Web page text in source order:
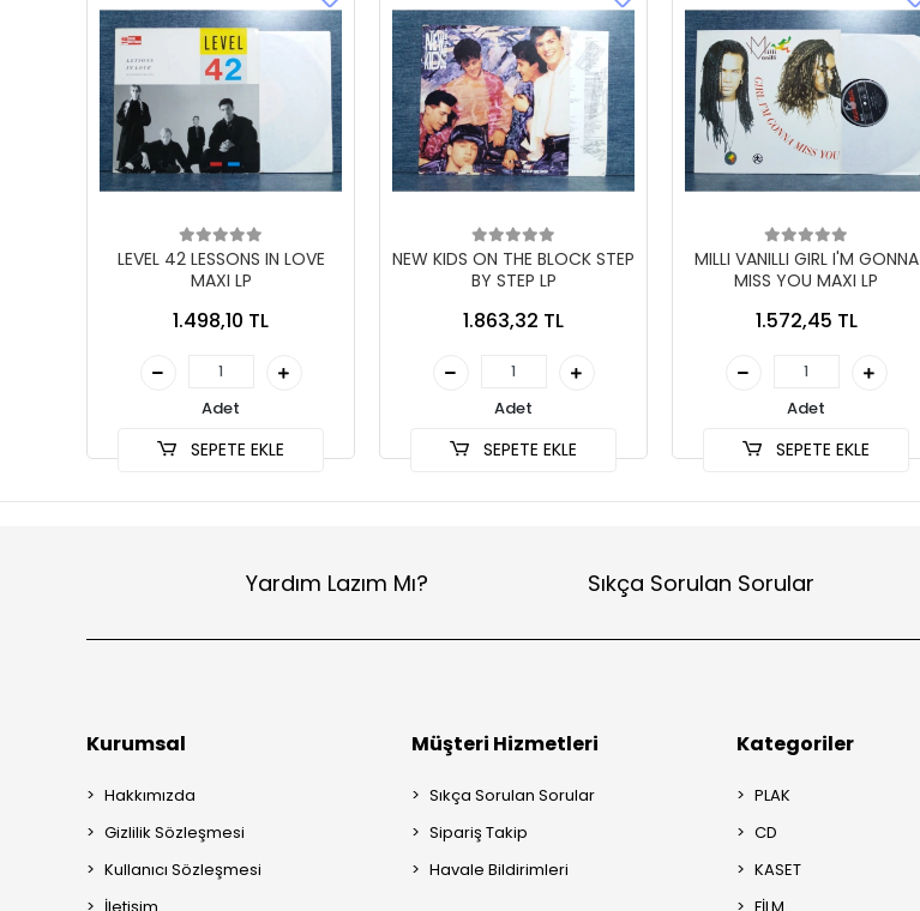
LEVEL 42 LESSONS IN LOVE
MAXI LP
1.498,10 TL
Adet
SEPETE EKLE
NEW KIDS ON THE BLOCK STEP
BY STEP LP
1.863,32 TL
Adet
SEPETE EKLE
MILLI VANILLI GIRL I'M GONNA
MISS YOU MAXI LP
1.572,45 TL
Adet
SEPETE EKLE
Yardım Lazım Mı? Sıkça Sorulan Sorular
Kurumsal
Hakkımızda
Gizlilik Sözleşmesi
Kullanıcı Sözleşmesi
Müşteri Hizmetleri
Sıkça Sorulan Sorular
Sipariş Takip
Havale Bildirimleri
Kategoriler
PLAK
CD
KASET